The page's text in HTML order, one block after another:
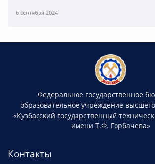
6 сентября 2024
Федеральное государственное
образовательное учреждение
«Кузбасский государственный
имени Т.Ф. Горбачева»
Контакты